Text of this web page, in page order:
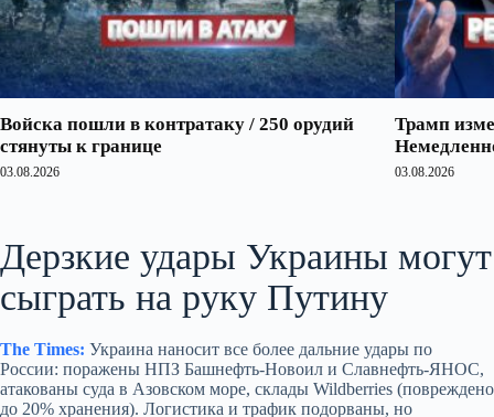
Войска пошли в контратаку / 250 орудий
стянуты к границе
03.08.2026
Трамп
03.08.2026
Дерзкие удары Украины могут
сыграть на руку Путину
The Times: Украина наносит все более дальние удары по
России: поражены НПЗ Башнефть‑Новоил и Славнефть‑ЯНОС,
атакованы суда в Азовском море, склады Wildberries (повреждено
до 20% хранения). Логистика и трафик подорваны, но